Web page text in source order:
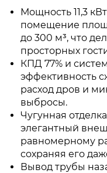
Мощность 11,3
помещение
до 300 м³, что
просторных
КПД 77% и
эффективность
расход дров и
выбросы.
Чугунная
элегантный
равномерному
сохраняя его
Вывод трубы